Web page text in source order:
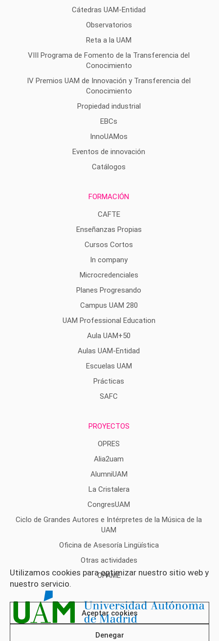
Utilizamos cookies para optimizar nuestro sitio web y
nuestro servicio.
Aceptar cookies
Denegar
Cátedras UAM-Entidad
Observatorios
Reta a la UAM
VIII Programa de Fomento de la Transferencia del
Conocimiento
IV Premios UAM de Innovación y Transferencia del
Conocimiento
Propiedad industrial
EBCs
InnoUAMos
Eventos de innovación
Catálogos
FORMACIÓN
CAFTE
Enseñanzas Propias
Cursos Cortos
In company
Microcredenciales
Planes Progresando
Campus UAM 280
UAM Professional Education
Aula UAM+50
Aulas UAM-Entidad
Escuelas UAM
Prácticas
SAFC
PROYECTOS
OPRES
Alia2uam
AlumniUAM
La Cristalera
CongresUAM
Ciclo de Grandes Autores e Intérpretes de la Música de la
UAM
Oficina de Asesoría Lingüística
Otras actividades
OPAME